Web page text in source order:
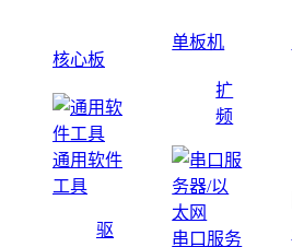
核心板
单板机
通用软件
工具
驱
扩
频
串口服务